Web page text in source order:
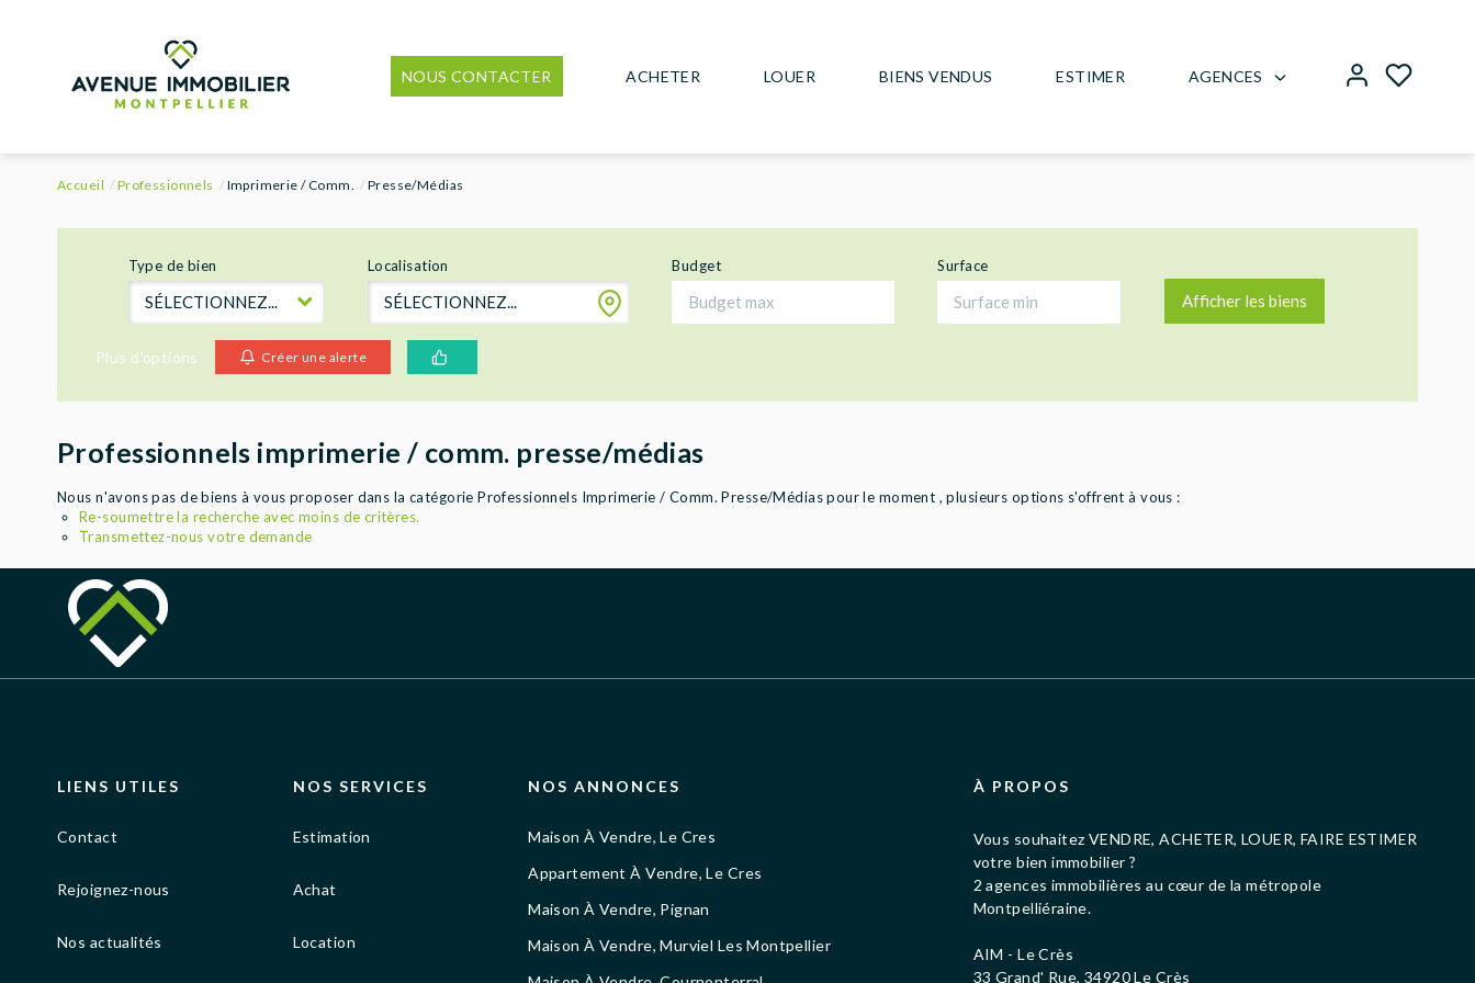
NOUS CONTACTER ACHETER LOUER BIENS VENDUS ESTIMER AGENCES
Accueil Professionnels Imprimerie / Comm. Presse/Médias
Type de bien
SÉLECTIONNEZ...
Localisation
SÉLECTIONNEZ...
Budget Surface
Plus d'options Créer une alerte
Professionnels imprimerie / comm. presse/médias
Nous n'avons pas de biens à vous proposer dans la catégorie Professionnels Imprimerie / Comm. Presse/Médias pour le moment , plusieurs options s'offrent à vous :
Re-soumettre la recherche avec moins de critères.
Transmettez-nous votre demande
LIENS UTILES
Contact
Rejoignez-nous
Nos actualités
NOS SERVICES
Estimation
Achat
Location
NOS ANNONCES
Maison À Vendre, Le Cres
Appartement À Vendre, Le Cres
Maison À Vendre, Pignan
Maison À Vendre, Murviel Les Montpellier
À PROPOS
Vous souhaitez VENDRE, ACHETER, LOUER, FAIRE ESTIMER
votre bien immobilier ?
2 agences immobilières au cœur de la métropole
Montpelliéraine.
AIM - Le Crès
33 Grand' Rue, 34920 Le Crès